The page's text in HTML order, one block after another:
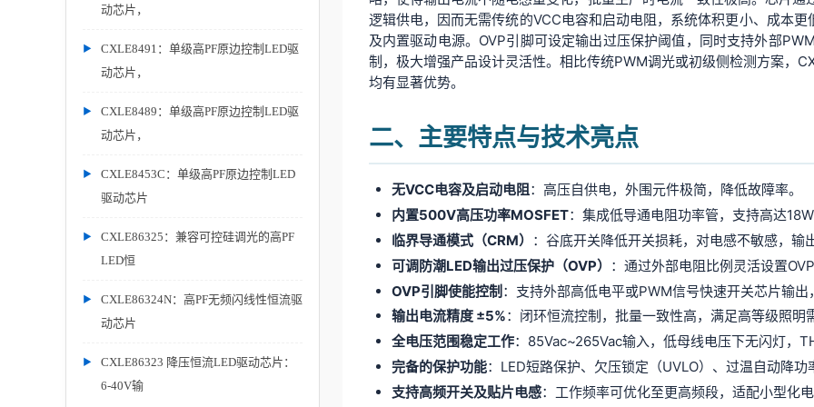
动芯片，
CXLE8491：单级高PF原边控制LED驱
动芯片，
CXLE8489：单级高PF原边控制LED驱
动芯片，
CXLE8453C：单级高PF原边控制LED
驱动芯片
CXLE86325：兼容可控硅调光的高PF
LED恒
CXLE86324N：高PF无频闪线性恒流驱
动芯片
CXLE86323 降压恒流LED驱动芯片：
6-40V输
逻辑供电，因而无需传统的VCC电容和启动电阻，系统体积更小、成本
及内置驱动电源。OVP引脚可设定输出过压保护阈值，同时支持外部
制，极大增强产品设计灵活性。相比传统PWM调光或初级侧检测方案，
均有显著优势。
二、主要特点与技术亮点
无VCC电容及启动电阻：高压自供电，外围元件极简，降低故障率。
内置500V高压功率MOSFET：集成低导通电阻功率管，支持高达
临界导通模式（CRM） ：谷底开关降低开关损耗，对电感不敏感，输
可调防潮LED输出过压保护（OVP） ：通过外部电阻比例灵活设置
OVP引脚使能控制 ：支持外部高低电平或PWM信号快速开关芯片输
输出电流精度 ±5%：闭环恒流控制，批量一致性高，满足高等级照明
全电压范围稳定工作：85Vac~265Vac输入，低母线电压下无闪灯，
完备的保护功能：LED短路保护、欠压锁定（UVLO）、过温自动降
支持高频开关及贴片电感：工作频率可优化至更高频段，适配小型化